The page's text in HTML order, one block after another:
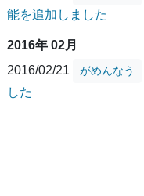
能を追加しました
2016年 02月
2016/02/21
がめんなう
した